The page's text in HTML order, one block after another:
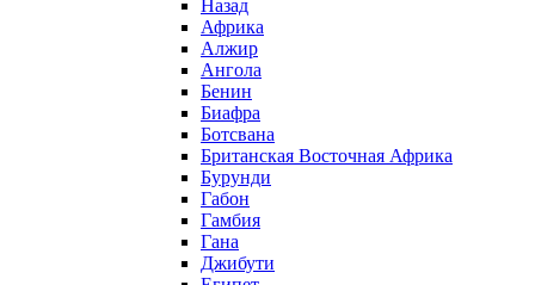
Назад
Африка
Алжир
Ангола
Бенин
Биафра
Ботсвана
Британская Восточная Африка
Бурунди
Габон
Гамбия
Гана
Джибути